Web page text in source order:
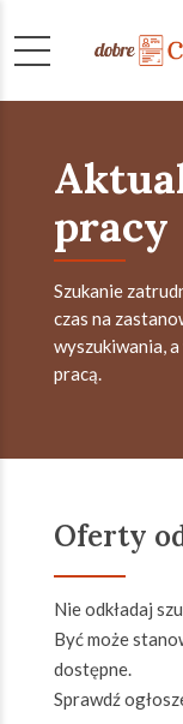
pracy
Szukanie
czas na
wyszukiwania,
pracą.
Oferty
Nie odkładaj
Być może
dostępne.
Sprawdź